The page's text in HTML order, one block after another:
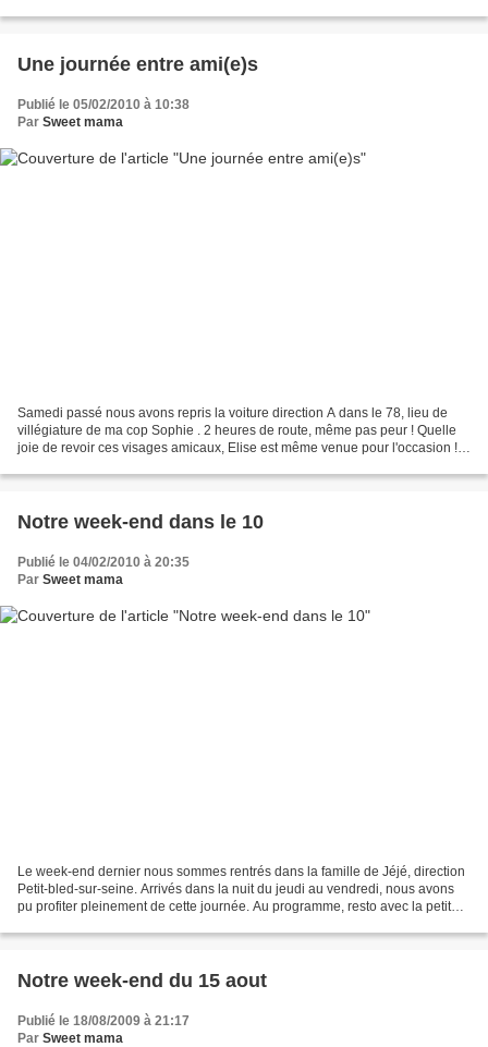
Une journée entre ami(e)s
Publié le 05/02/2010 à 10:38
Par Sweet mama
Samedi passé nous avons repris la voiture direction A dans le 78, lieu de
villégiature de ma cop Sophie . 2 heures de route, même pas peur ! Quelle
joie de revoir ces visages amicaux, Elise est même venue pour l'occasion !
Notre week-end dans le 10
Publié le 04/02/2010 à 20:35
Par Sweet mama
Le week-end dernier nous sommes rentrés dans la famille de Jéjé, direction
Petit-bled-sur-seine. Arrivés dans la nuit du jeudi au vendredi, nous avons
pu profiter pleinement de cette journée. Au programme, resto avec la petite
Notre week-end du 15 aout
Publié le 18/08/2009 à 21:17
Par Sweet mama